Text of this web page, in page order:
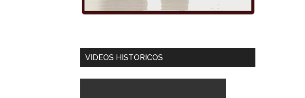
VIDEOS HISTORICOS